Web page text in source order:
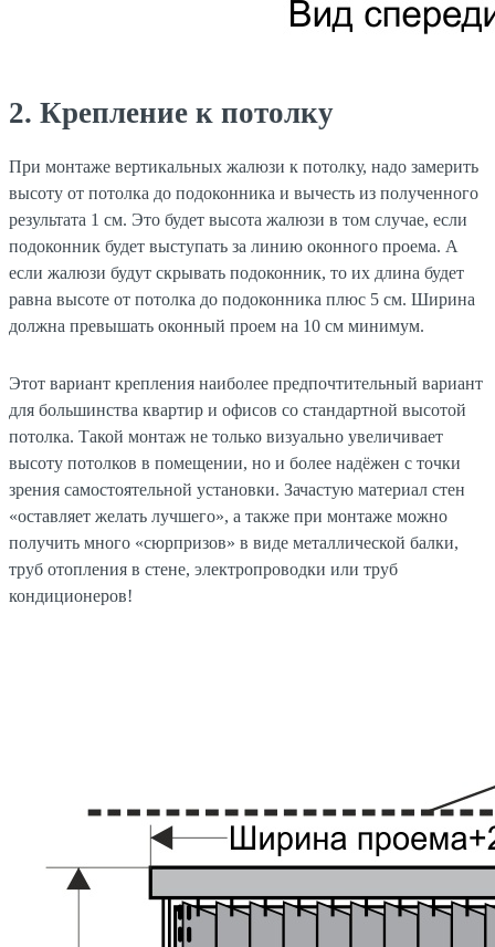
2. Крепление к потолку
При монтаже вертикальных жалюзи к потолку, надо замерить
высоту от потолка до подоконника и вычесть из полученного
результата 1 см. Это будет высота жалюзи в том случае, если
подоконник будет выступать за линию оконного проема. А
если жалюзи будут скрывать подоконник, то их длина будет
равна высоте от потолка до подоконника плюс 5 см. Ширина
должна превышать оконный проем на 10 см минимум.
Этот вариант крепления наиболее предпочтительный вариант
для большинства квартир и офисов со стандартной высотой
потолка. Такой монтаж не только визуально увеличивает
высоту потолков в помещении, но и более надёжен с точки
зрения самостоятельной установки. Зачастую материал стен
«оставляет желать лучшего», а также при монтаже можно
получить много «сюрпризов» в виде металлической балки,
труб отопления в стене, электропроводки или труб
кондиционеров!